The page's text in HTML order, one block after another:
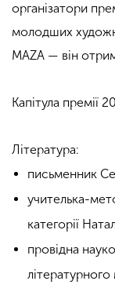
організатори
молодших
MAZA — він
Капітула премії
Література:
письменник
учителька-
категорії
провідна